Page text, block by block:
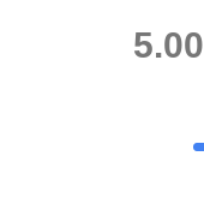
5.00